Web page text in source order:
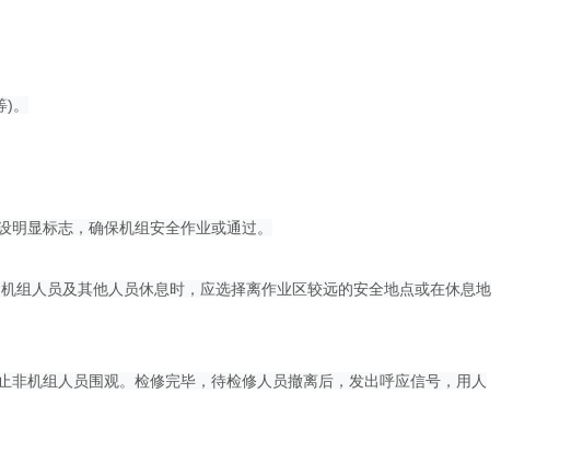
。
显标志，确保机组安全作业或通过。
组人员及其他人员休息时，应选择离作业区较远的安全地点或在休息地
机组人员围观。检修完毕，待检修人员撤离后，发出呼应信号，用人